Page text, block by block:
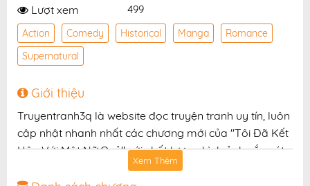
Lượt xem 499
Action Comedy Historical Manga
Romance
Supernatural
Giới thiệu
Truyentranh3q là website đọc truyện tranh uy tín, luôn
cập nhật nhanh nhất các chương mới của "Tôi Đã Kết
Hôn Với Một Nữ Quỷ" với chất lượng hình ảnh sắc nét,
bản dịch chuẩn và giao diện thân thiện, mang đến trải
Xem Thêm